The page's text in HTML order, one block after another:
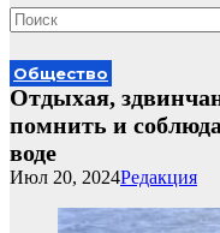
Общество
Отдыхая,
помнить и
воде
Редакция
Июл 20, 2024